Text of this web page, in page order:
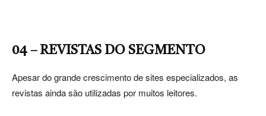
04 – REVISTAS DO SEGMENTO
Apesar do grande crescimento de sites especializados, as
revistas ainda são utilizadas por muitos leitores.